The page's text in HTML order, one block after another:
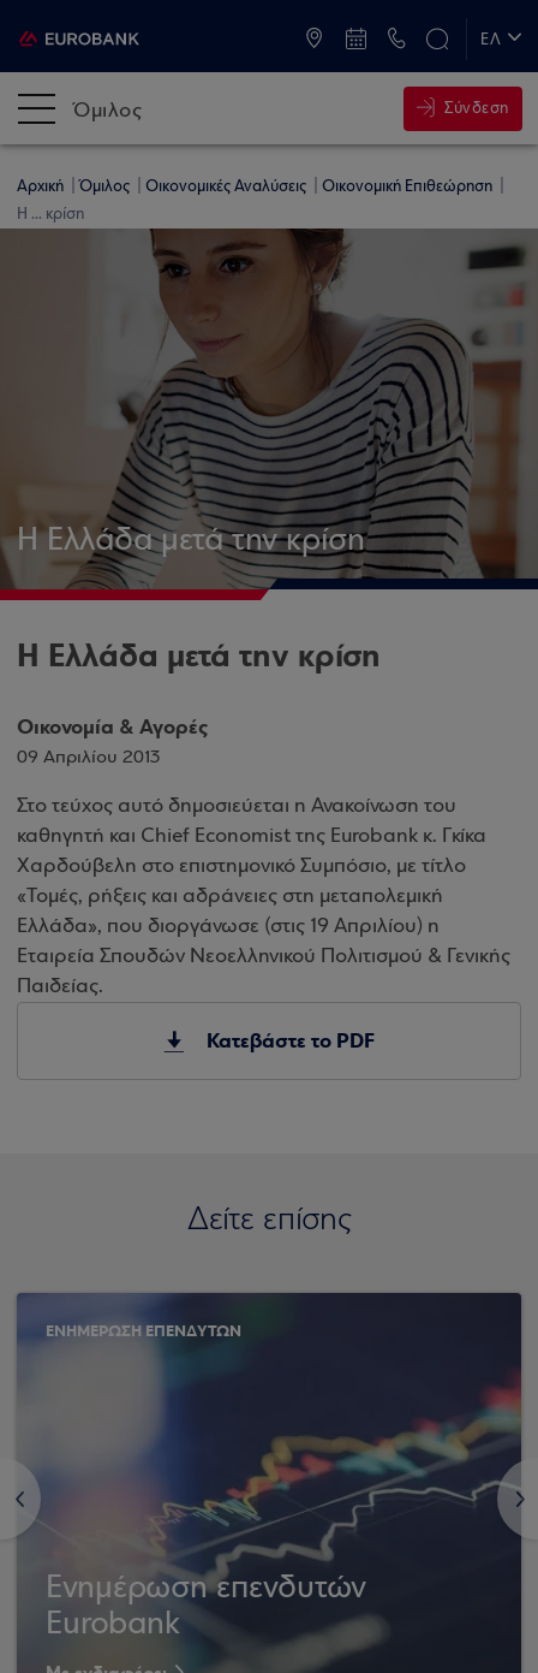
ΕΛ
Όμιλος Σύνδεση
Αρχική Όμιλος Οικονομικές Αναλύσεις
Οικονομική Επιθεώρηση
Η ... κρίση
Η Ελλάδα μετά την κρίση
Η Ελλάδα μετά την κρίση
Οικονομία & Αγορές
09 Απριλίου 2013
Στο τεύχος αυτό δημοσιεύεται η Ανακοίνωση του
καθηγητή και Chief Economist της Eurobank κ. Γκίκα
Χαρδούβελη στο επιστημονικό Συμπόσιο, με τίτλο
«Τομές, ρήξεις και αδράνειες στη μεταπολεμική
Ελλάδα», που διοργάνωσε (στις 19 Απριλίου) η
Εταιρεία Σπουδών Νεοελληνικού Πολιτισμού & Γενικής
Παιδείας.
Κατεβάστε το PDF
Δείτε επίσης
<
ΕΝΗΜΕΡΩΣΗ ΕΠΕΝΔΥΤΩΝ
Ενημέρωση επενδυτών
Eurobank
>